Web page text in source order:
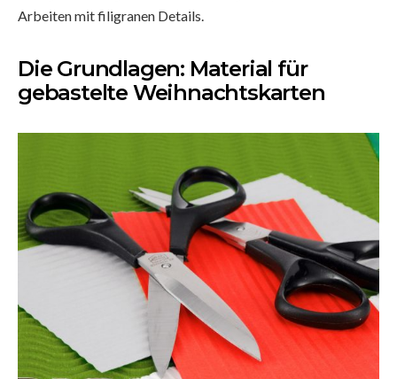
Arbeiten mit filigranen Details.
Die Grundlagen: Material für
gebastelte Weihnachtskarten